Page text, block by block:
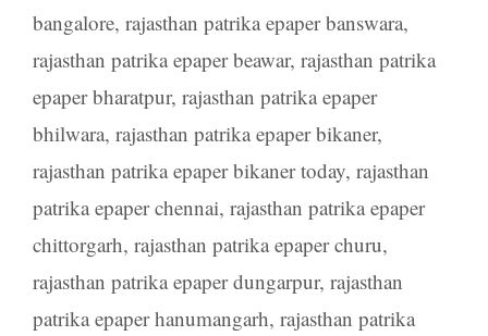
bangalore, rajasthan patrika epaper banswara,
rajasthan patrika epaper beawar, rajasthan patrika
epaper bharatpur, rajasthan patrika epaper
bhilwara, rajasthan patrika epaper bikaner,
rajasthan patrika epaper bikaner today, rajasthan
patrika epaper chennai, rajasthan patrika epaper
chittorgarh, rajasthan patrika epaper churu,
rajasthan patrika epaper dungarpur, rajasthan
patrika epaper hanumangarh, rajasthan patrika